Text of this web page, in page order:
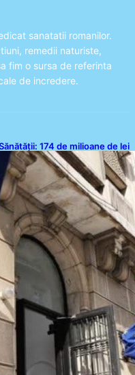
sanatatii romanilor.
remedii naturiste,
fim o sursa de referinta
de incredere.
174 de milioane de lei
sanitar din România